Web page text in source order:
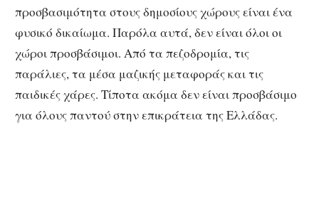
προσβασιμότητα στους δημοσίους χώρους είναι ένα
φυσικό δικαίωμα. Παρόλα αυτά, δεν είναι όλοι οι
χώροι προσβάσιμοι. Από τα πεζοδρομία, τις
παράλιες, τα μέσα μαζικής μεταφοράς και τις
παιδικές χάρες. Τίποτα ακόμα δεν είναι προσβάσιμο
για όλους παντού στην επικράτεια της Ελλάδας.